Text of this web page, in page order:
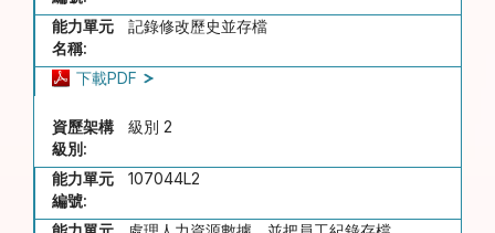
能力單元
名稱:
記錄修改歷史並存檔
下載PDF
資歷架構
級別:
級別 2
能力單元
編號:
107044L2